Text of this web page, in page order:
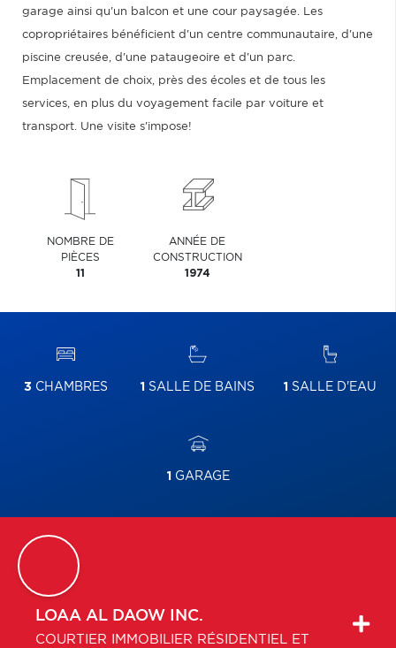
garage ainsi qu'un balcon et une cour paysagée. Les
copropriétaires bénéficient d'un centre communautaire, d'une
piscine creusée, d'une pataugeoire et d'un parc.
Emplacement de choix, près des écoles et de tous les
services, en plus du voyagement facile par voiture et
transport. Une visite s'impose!
NOMBRE DE
PIÈCES
11
ANNÉE DE
CONSTRUCTION
1974
3 CHAMBRES 1 SALLE DE BAINS 1 SALLE D'EAU
1 GARAGE
LOAA AL DAOW INC.
COURTIER IMMOBILIER RÉSIDENTIEL ET